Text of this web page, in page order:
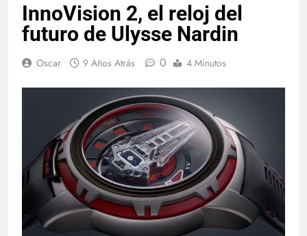
InnoVision 2, el reloj del
futuro de Ulysse Nardin
Oscar 9 Años Atrás 0 4 Minutos